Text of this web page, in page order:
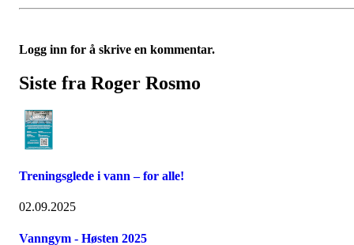
Logg inn for å skrive en kommentar.
Siste fra Roger Rosmo
Treningsglede i vann – for alle!
02.09.2025
Vanngym - Høsten 2025